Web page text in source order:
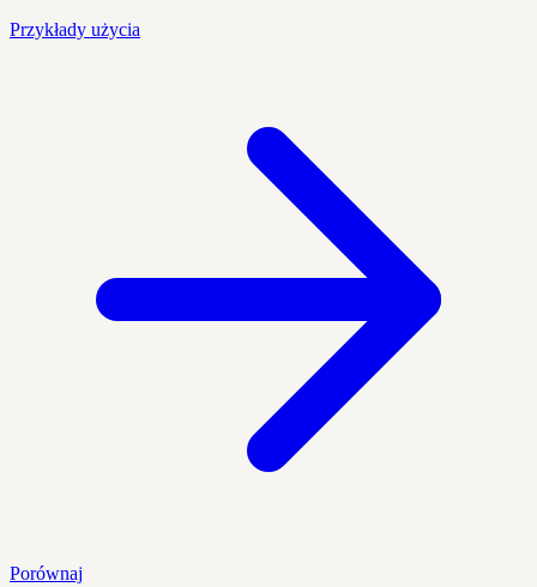
Przykłady użycia
Porównaj